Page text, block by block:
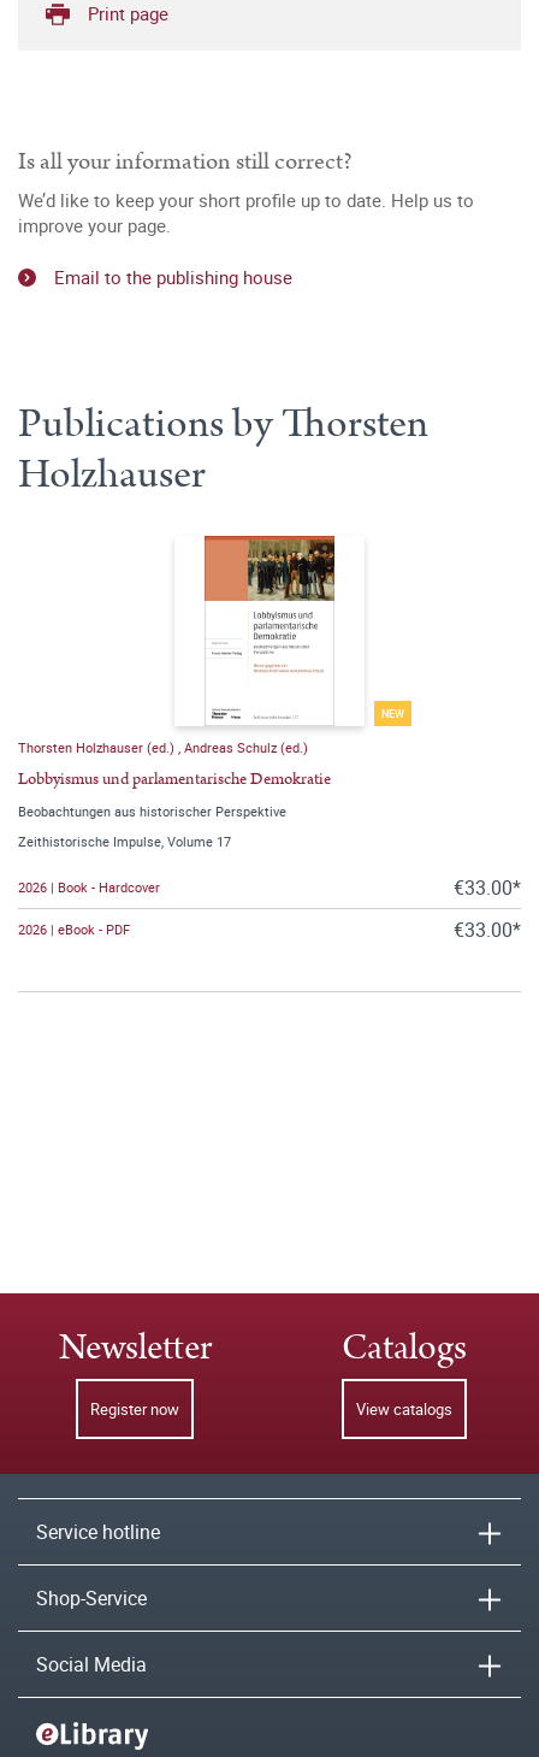
Print page
Is all your information still correct?
We’d like to keep your short profile up to date. Help us to
improve your page.
Email to the publishing house
Publications by Thorsten
Holzhauser
NEW
Thorsten Holzhauser (ed.) Andreas Schulz (ed.)
Lobbyismus und parlamentarische Demokratie
Beobachtungen aus historischer Perspektive
Zeithistorische Impulse, Volume 17
2026 | Book - Hardcover €33.00*
2026 | eBook - PDF €33.00*
Newsletter
Register now
Catalogs
View catalogs
Service hotline
Shop-Service
Social Media